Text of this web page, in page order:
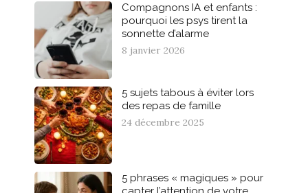
Compagnons IA et enfants :
pourquoi les psys tirent la
sonnette d’alarme
8 janvier 2026
5 sujets tabous à éviter lors
des repas de famille
24 décembre 2025
5 phrases « magiques » pour